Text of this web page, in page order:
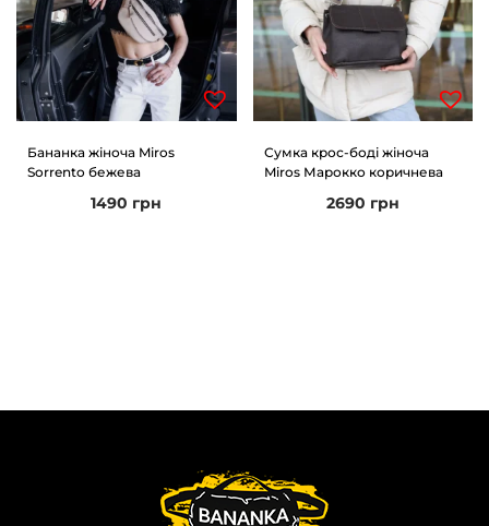
Бананка жіноча Miros
Sorrento бежева
1490 грн
Сумка крос-боді жіноча
Miros Марокко коричнева
2690 грн